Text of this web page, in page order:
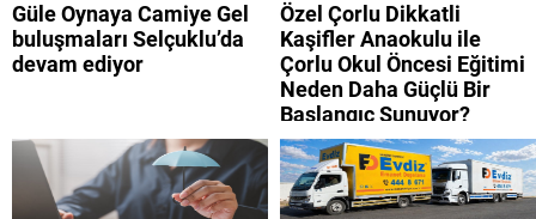
Güle Oynaya Camiye Gel
buluşmaları Selçuklu’da
devam ediyor
Özel Çorlu Dikkatli
Kaşifler Anaokulu ile
Çorlu Okul Öncesi Eğitimi
Neden Daha Güçlü Bir
Başlangıç Sunuyor?